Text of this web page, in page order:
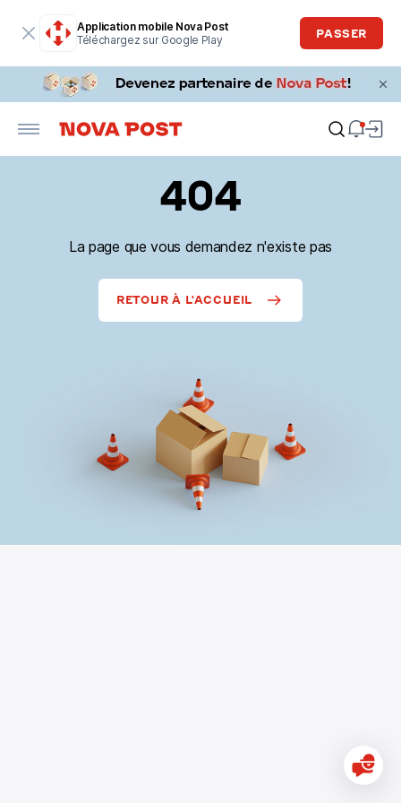
Application mobile Nova Post
Téléchargez sur Google Play
PASSER
404
La page que vous demandez n'existe pas
RETOUR À L'ACCUEIL